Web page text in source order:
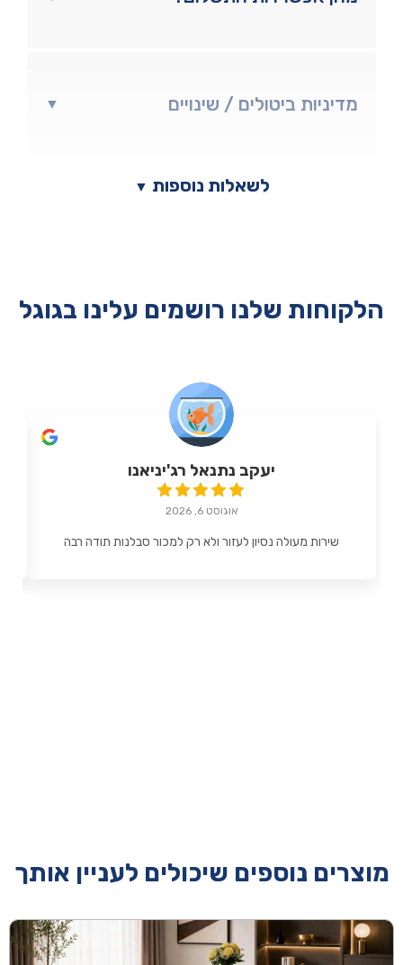
▼ מדיניות ביטולים / שינויים
▼ לשאלות נוספות
הלקוחות שלנו רושמים עלינו בגוגל
יעקב נתנאל רג'יניאנו
אוגוסט 6, 2026
שירות מעולה נסיון לעזור ולא רק למכור סבלנות תודה רבה
מוצרים נוספים שיכולים לעניין אותך